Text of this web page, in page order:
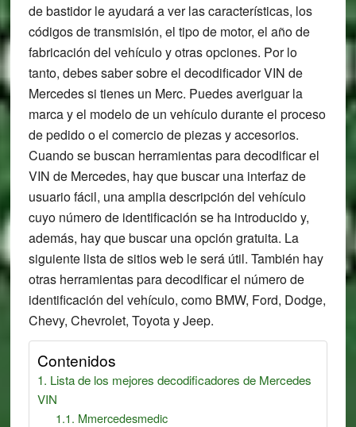
de bastidor le ayudará a ver las características, los
códigos de transmisión, el tipo de motor, el año de
fabricación del vehículo y otras opciones. Por lo
tanto, debes saber sobre el decodificador VIN de
Mercedes si tienes un Merc. Puedes averiguar la
marca y el modelo de un vehículo durante el proceso
de pedido o el comercio de piezas y accesorios.
Cuando se buscan herramientas para decodificar el
VIN de Mercedes, hay que buscar una interfaz de
usuario fácil, una amplia descripción del vehículo
cuyo número de identificación se ha introducido y,
además, hay que buscar una opción gratuita. La
siguiente lista de sitios web le será útil. También hay
otras herramientas para decodificar el número de
identificación del vehículo, como BMW, Ford, Dodge,
Chevy, Chevrolet, Toyota y Jeep.
Contenidos
Lista de los mejores decodificadores de Mercedes
VIN
Mmercedesmedic